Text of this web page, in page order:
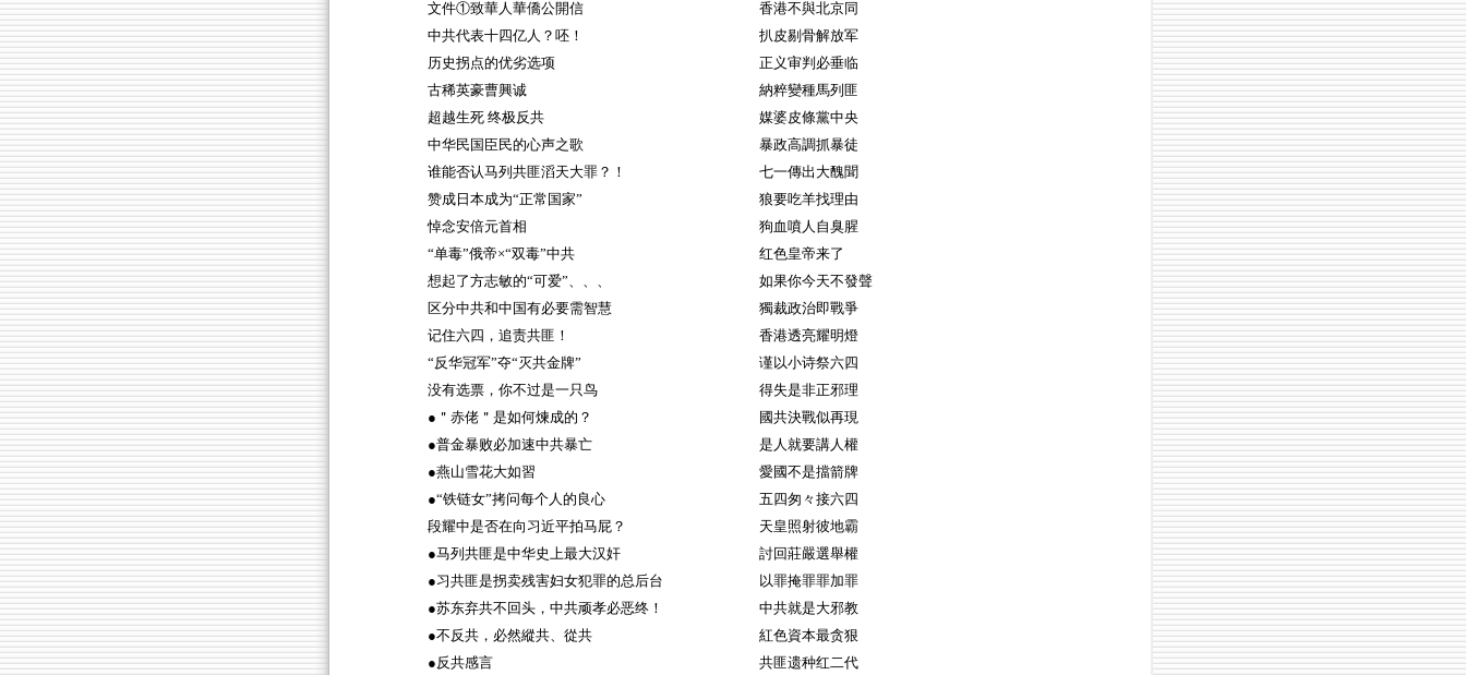
文件①致華人華僑公開信
中共代表十四亿人？呸！
历史拐点的优劣选项
古稀英豪曹興诚
超越生死 终极反共
中华民国臣民的心声之歌
谁能否认马列共匪滔天大罪？！
赞成日本成为“正常国家”
悼念安倍元首相
“单毒”俄帝×“双毒”中共
想起了方志敏的“可爱”、、、
区分中共和中国有必要需智慧
记住六四，追责共匪！
“反华冠军”夺“灭共金牌”
没有选票，你不过是一只鸟
●＂赤佬＂是如何煉成的？
●普金暴败必加速中共暴亡
●燕山雪花大如習
●“铁链女”拷问每个人的良心
段耀中是否在向习近平拍马屁？
●马列共匪是中华史上最大汉奸
●习共匪是拐卖残害妇女犯罪的总后台
●苏东弃共不回头，中共顽孝必恶终！
●不反共，必然縱共、從共
●反共感言
香港不與北京同
扒皮剔骨解放军
正义审判必垂临
納粹變種馬列匪
媒婆皮條黨中央
暴政高調抓暴徒
七一傳出大醜聞
狼要吃羊找理由
狗血噴人自臭腥
红色皇帝来了
如果你今天不發聲
獨裁政治即戰爭
香港透亮耀明燈
谨以小诗祭六四
得失是非正邪理
國共決戰似再現
是人就要講人權
愛國不是擋箭牌
五四匆々接六四
天皇照射彼地霸
討回莊嚴選舉權
以罪掩罪罪加罪
中共就是大邪教
紅色資本最贪狠
共匪遗种红二代